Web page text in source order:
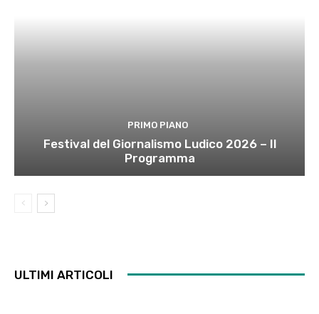
PRIMO PIANO
Festival del Giornalismo Ludico 2026 – Il
Programma
ULTIMI ARTICOLI